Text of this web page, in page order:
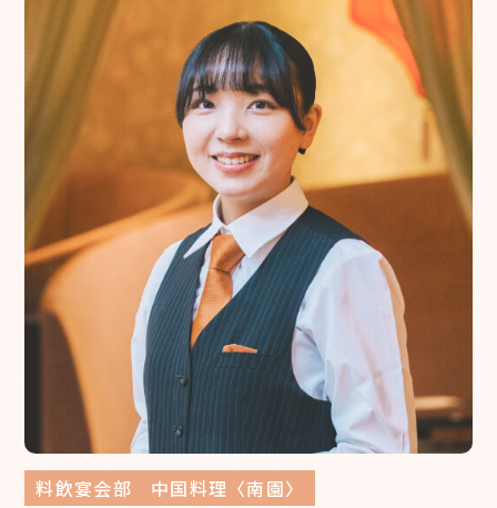
料飲宴会部 中国料理〈南園〉